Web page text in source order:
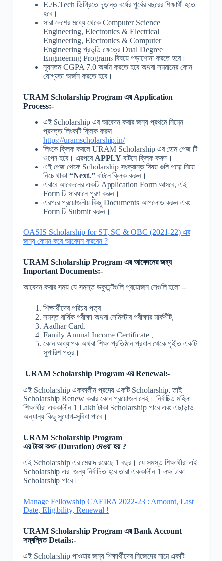
E./B.Tech ডিগ্রিতে চূড়ান্ত বর্ষের পূর্বের বছরের শিক্ষার্থী হতে
হবে।
সারা দেশের মধ্যে থেকে Computer Science
Engineering, Electronics & Electrical
Engineering, Electronics & Computer
Engineering প্রভৃতি ক্ষেত্রে Dual Degree
Engineering Programs বিষয়ে পড়াশোনা করতে হবে।
ন্যূনতম CGPA 7.0 অর্জন করতে হবে অথবা সমমানের কোন
যোগ্যতা অর্জন করতে হবে।
URAM Scholarship Program এর Application
Process:-
এই Scholarship এর আবেদন করার জন্য প্রথমে নিম্নে
প্রদত্ত লিংকটি ক্লিক করুন –
https://uramscholarship.in/
লিংকে ক্লিক করলে URAM Scholarship এর হোম পেজ টি
ওপেন হবে। এরপরে APPLYবাটনে ক্লিক করুন।
এই পেজ থেকে Scholarship সংক্রান্ত বিষয় গুলি পড়ে নিয়ে
নিচে থাকা “Next.”বাটনে ক্লিক করুন।
এবারে আবেদনের একটি Application Form আসবে, এই
Form টি সাবধানে পূরণ করুন।
এরপরে প্রয়োজনীয় কিছু Documents আপলোড করুন এবং
Form টি Submit করুন।
OASIS Scholarship for ST, SC & OBC (2021-22) এর
জন্য কেমন করে আবেদন করবেন ?
URAM Scholarship Program এর আবেদনের জন্য
Important Documents:-
আবেদন করার সময় যে সমস্ত ডকুমেন্টগুলি প্রয়োজন সেগুলি হলো–
শিক্ষার্থীদের পরিচয় পত্র
সমস্ত বার্ষিক পরীক্ষা অথবা সেমিস্টার পরীক্ষার মার্কশীট,
Aadhar Card.
Family Annual Income Certificate ,
কোন অধ্যাপক অথবা শিক্ষা প্রতিষ্ঠান প্রধান থেকে গৃহীত একটি
সুপারিশ পত্র।
URAM Scholarship Program এর Renewal:-
এই Scholarship এককালীন প্রদেয় একটি Scholarship, তাই
Scholarship Renew করার কোন প্রয়োজন নেই। নির্বাচিত মহিলা
শিক্ষার্থীরা এককালীন 1 Lakh টাকা Scholarship পাবে এবং এছাড়াও
অন্যান্য কিছু সুযোগ-সুবিধা পাবে।
URAM Scholarship Program
এর টাকা কখন(Duration) দেওয়া হয়?
এই Scholarship এর মেয়াদ রয়েছে 1 বছর। যে সমস্ত শিক্ষার্থীরা এই
Scholarship এর জন্য নির্বাচিত হবে তারা এককালীন 1 লক্ষ টাকা
Scholarship পাবে।
Manage Fellowship CAEIRA 2022-23 : Amount, Last
Date, Eligibility, Renewal !
URAM Scholarship Program এরBank Account
সম্বন্ধিতDetails:-
এই Scholarship পাওয়ার জন্য শিক্ষার্থীদের নিজেদের নামে একটি